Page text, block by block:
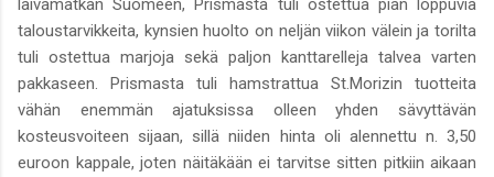
laivamatkan Suomeen, Prismasta tuli ostettua pian loppuvia
taloustarvikkeita, kynsien huolto on neljän viikon välein ja torilta
tuli ostettua marjoja sekä paljon kanttarelleja talvea varten
pakkaseen. Prismasta tuli hamstrattua St.Morizin tuotteita
vähän enemmän ajatuksissa olleen yhden sävyttävän
kosteusvoiteen sijaan, sillä niiden hinta oli alennettu n. 3,50
euroon kappale, joten näitäkään ei tarvitse sitten pitkiin aikaan